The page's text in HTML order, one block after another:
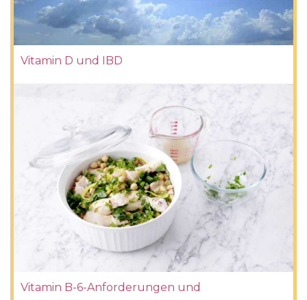
Vitamin D und IBD
Vitamin B-6-Anforderungen und